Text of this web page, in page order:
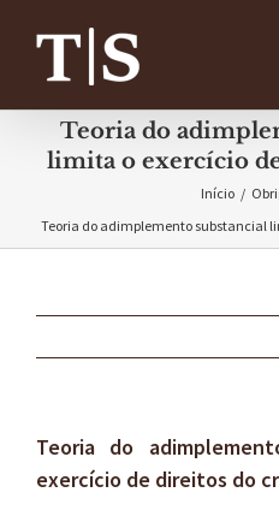
conteúdo
Teoria do
limita o exercício
Início /
Teoria do adimplemento substancial
Teoria do
exercício de direitos do